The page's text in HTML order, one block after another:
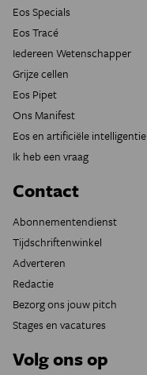
Eos Specials
Eos Tracé
Iedereen Wetenschapper
Grijze cellen
Eos Pipet
Ons Manifest
Eos en artificiële intelligentie
Ik heb een vraag
Contact
Abonnementendienst
Tijdschriftenwinkel
Adverteren
Redactie
Bezorg ons jouw pitch
Stages en vacatures
Volg ons op